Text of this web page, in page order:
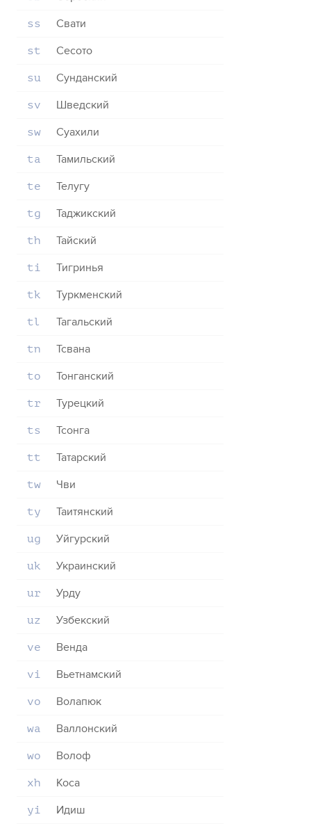
ss Свати
st Сесото
su Сунданский
sv Шведский
sw Суахили
ta Тамильский
te Телугу
tg Таджикский
th Тайский
ti Тигринья
tk Туркменский
tl Тагальский
tn Тсвана
to Тонганский
tr Турецкий
ts Тсонга
tt Татарский
tw Чви
ty Таитянский
ug Уйгурский
uk Украинский
ur Урду
uz Узбекский
ve Венда
vi Вьетнамский
vo Волапюк
wa Валлонский
wo Волоф
xh Коса
yi Идиш